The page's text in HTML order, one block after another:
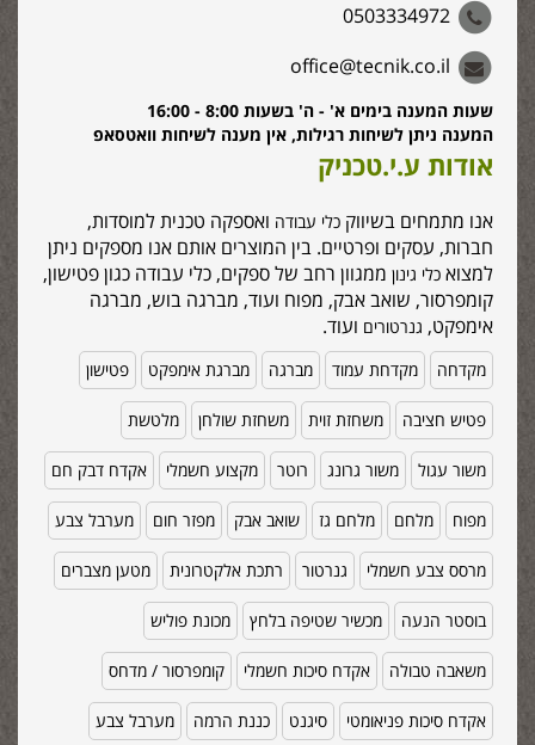
0503334972
office@tecnik.co.il
שעות המענה בימים א' - ה' בשעות 8:00 - 16:00
המענה ניתן לשיחות רגילות, אין מענה לשיחות וואטסאפ
אודות ע.י.טכניק
אנו מתמחים בשיווק כלי עבודה ואספקה טכנית למוסדות,
חברות, עסקים ופרטיים. בין המוצרים אותם אנו מספקים ניתן
למצוא כלי גינון ממגוון רחב של ספקים, כלי עבודה כגון פטישון,
קומפרסור, שואב אבק, מפוח ועוד, מברגה בוש, מברגה
אימפקט, גנרטורים ועוד.
מקדחה מקדחת עמוד מברגה מברגת אימפקט פטישון
פטיש חציבה משחזת זוית משחזת שולחן מלטשת
משור עגול משור גרונג רוטר מקצוע חשמלי אקדח דבק חם
מפוח מלחם מלחם גז שואב אבק מפזר חום מערבל צבע
מרסס צבע חשמלי גנרטור רתכת אלקטרונית מטען מצברים
בוסטר הנעה מכשיר שטיפה בלחץ מכונת פוליש
משאבה טבולה אקדח סיכות חשמלי קומפרסור / מדחס
אקדח סיכות פניאומטי סיגנט כננת הרמה מערבל צבע